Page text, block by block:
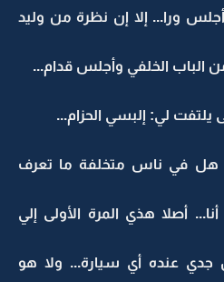
ورا... إلا إن نظرة من وليد
الباب الخلفي وأجلس قدام...
لي: إلبسي الحزام...
هل في ناس متخلفة ما تعرف
أصلا هذي المرة الأولى إلي
جدي عنده أي سيارة... ولا هو